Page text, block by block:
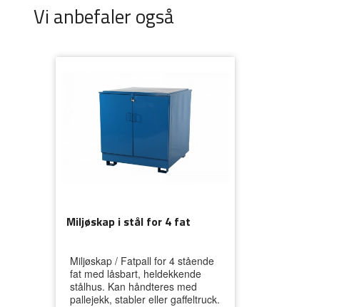
Vi anbefaler også
Miljøskap i stål for 4 fat
Miljøskap / Fatpall for 4 stående
fat med låsbart, heldekkende
stålhus. Kan håndteres med
pallejekk, stabler eller gaffeltruck.